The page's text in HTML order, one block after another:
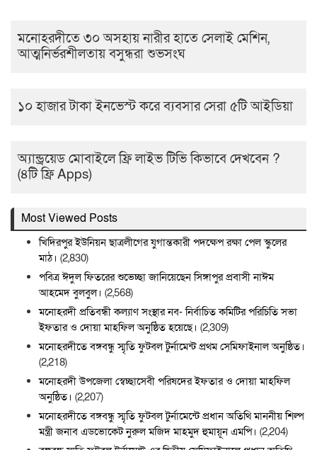
মনোহরদীতে ৩০ অসহায় নারীর হাতে সেলাই মেশিন,
আত্মনির্ভরশীলতায় বসুন্ধরা শুভসংঘ
১০ হাজার টাকা ইনভেস্ট করে ব্যবসার সেরা ৫টি আইডিয়া
অ্যান্ড্রয়েড মোবাইলে ফ্রি লাইভ টিভি কিভাবে দেখবেন ?
(৪টি ফ্রি Apps)
Most Viewed Posts
খিদিরপুর ইউনিয়ন ছাত্রলীগের যুগান্তকারী পদক্ষেপ রক্ষা পেল স্কুলের
মাঠ। (2,830)
পবিত্র ঈদুল ফিতরের শুভেচ্ছা জানিয়েছেন সিঙ্গাপুর প্রবাসী নাঈম
আহমেদ বুলবুল। (2,568)
মনোহরদী প্রতিবন্ধী কল্যাণ সংস্থার নব- নির্বাচিত কমিটির পরিচিতি সভা
ইফতার ও দোয়া মাহফিল অনুষ্ঠিত হয়েছে। (2,309)
মনোহরদীতে বঙ্গবন্ধু স্মৃতি ফুটবল টুর্নামেন্ট প্রথম সেমিফাইনাল অনুষ্ঠিত।
(2,218)
মনোহরদী উপজেলা স্বেচ্ছাসেবী পরিষদের ইফতার ও দোয়া মাহফিল
অনুষ্ঠিত। (2,207)
মনোহরদীতে বঙ্গবন্ধু স্মৃতি ফুটবল টুর্নামেন্টে প্রধান অতিথি মাননীয় শিল্প
মন্ত্রী জনাব এডভোকেট নুরুল মজিদ মাহমুদ হুমায়ূন এমপি। (2,204)